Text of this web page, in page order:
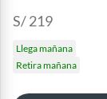
S/ 219
Llega mañana
Retira mañana